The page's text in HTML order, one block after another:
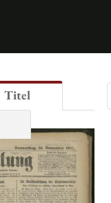
Titel